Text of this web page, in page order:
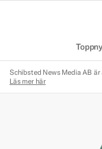
Schibsted News Media AB
Läs mer här